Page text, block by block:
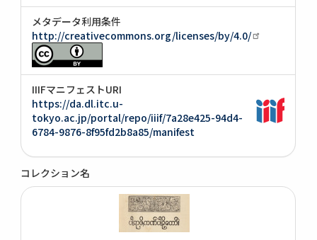
メタデータ利用条件
http://creativecommons.org/licenses/by/4.0/
IIIFマニフェストURI
https://da.dl.itc.u-
tokyo.ac.jp/portal/repo/iiif/7a28e425-94d4-
6784-9876-8f95fd2b8a85/manifest
コレクション名